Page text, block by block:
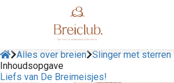
Alles over breien Slinger met sterren
Inhoudsopgave
Liefs van De Breimeisjes!